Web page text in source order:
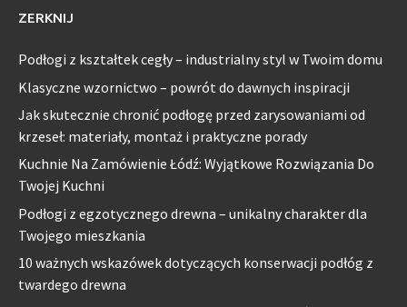
ZERKNIJ
Podłogi z kształtek cegły – industrialny styl w Twoim domu
Klasyczne wzornictwo – powrót do dawnych inspiracji
Jak skutecznie chronić podłogę przed zarysowaniami od
krzeseł: materiały, montaż i praktyczne porady
Kuchnie Na Zamówienie Łódź: Wyjątkowe Rozwiązania Do
Twojej Kuchni
Podłogi z egzotycznego drewna – unikalny charakter dla
Twojego mieszkania
10 ważnych wskazówek dotyczących konserwacji podłóg z
twardego drewna